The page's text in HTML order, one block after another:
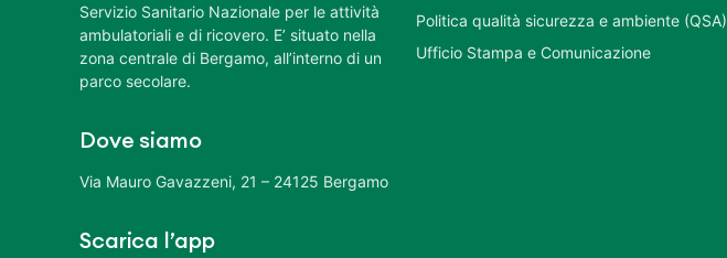
Servizio Sanitario Nazionale per le attività
ambulatoriali e di ricovero. E’ situato nella
zona centrale di Bergamo, all’interno di un
parco secolare.
Dove siamo
Via Mauro Gavazzeni, 21 – 24125 Bergamo
Scarica l’app
Politica qualità sicurezza e ambiente (QSA)
Ufficio Stampa e Comunicazione